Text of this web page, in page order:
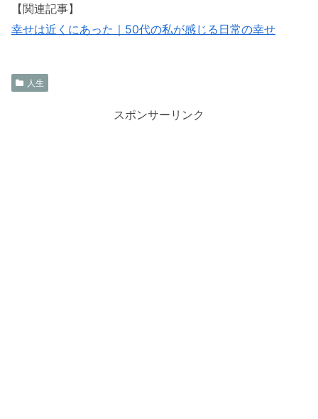
【関連記事】
幸せは近くにあった｜50代の私が感じる日常の幸せ
人生
スポンサーリンク